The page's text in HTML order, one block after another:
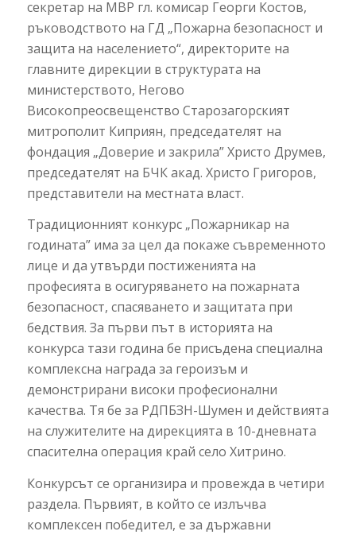
секретар на МВР гл. комисар Георги Костов,
ръководството на ГД „Пожарна безопасност и
защита на населението“, директорите на
главните дирекции в структурата на
министерството, Негово
Високопреосвещенство Старозагорският
митрополит Киприян, председателят на
фондация „Доверие и закрила” Христо Друмев,
председателят на БЧК акад. Христо Григоров,
представители на местната власт.
Традиционният конкурс „Пожарникар на
годината” има за цел да покаже съвременното
лице и да утвърди постиженията на
професията в осигуряването на пожарната
безопасност, спасяването и защитата при
бедствия. За първи път в историята на
конкурса тази година бе присъдена специална
комплексна награда за героизъм и
демонстрирани високи професионални
качества. Тя бе за РДПБЗН-Шумен и действията
на служителите на дирекцията в 10-дневната
спасителна операция край село Хитрино.
Конкурсът се организира и провежда в четири
раздела. Първият, в който се излъчва
комплексен победител, е за държавни